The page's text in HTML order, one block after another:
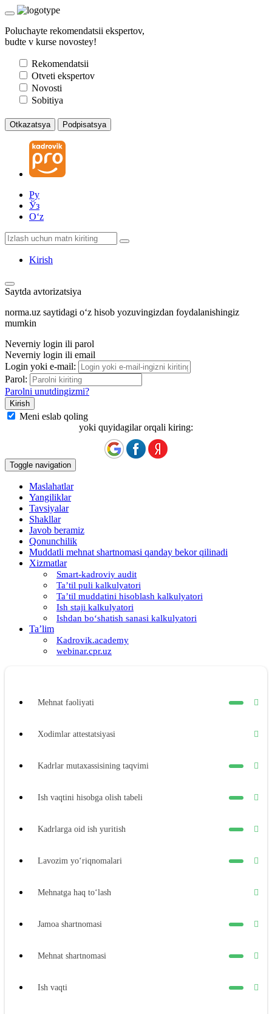
Poluchayte rekomendatsii ekspertov,
budte v kurse novostey!
Rekomendatsii
Otveti ekspertov
Novosti
Sobitiya
Otkazatsya Podpisatsya
Ру
Ўз
Oʻz
Kirish
Saytda avtorizatsiya
norma.uz saytidagi oʻz hisob yozuvingizdan foydalanishingiz
mumkin
Neverniy login ili parol
Neverniy login ili email
Login yoki e-mail:
Parol:
Parolni unutdingizmi?
Meni eslab qoling
yoki quyidagilar orqali kiring:
Toggle navigation
Maslahatlar
Yangiliklar
Tavsiyalar
Shakllar
Javob beramiz
Qonunchilik
Muddatli mehnat shartnomasi qanday bekor qilinadi
Xizmatlar
Smart-kadroviy audit
Ta’til puli kalkulyatori
Ta’til muddatini hisoblash kalkulyatori
Ish staji kalkulyatori
Ishdan boʻshatish sanasi kalkulyatori
Ta’lim
Kadrovik.academy
webinar.cpr.uz
Mehnat faoliyati
Xodimlar attestatsiyasi
Kadrlar mutaхassisining taqvimi
Ish vaqtini hisobga olish tabeli
Kadrlarga oid ish yuritish
Lavozim yoʻriqnomalari
Mehnatga haq toʻlash
Jamoa shartnomasi
Mehnat shartnomasi
Ish vaqti